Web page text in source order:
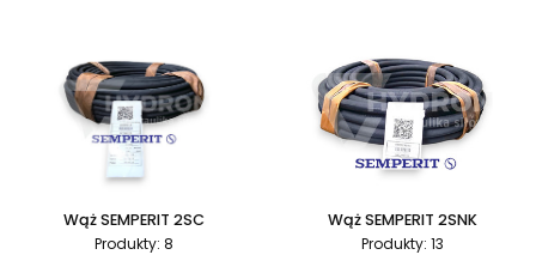
Wąż SEMPERIT 2SC
Produkty: 8
Wąż SEMPERIT 2SNK
Produkty: 13